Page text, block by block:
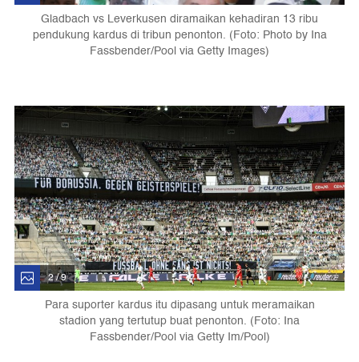
Gladbach vs Leverkusen diramaikan kehadiran 13 ribu
pendukung kardus di tribun penonton. (Foto: Photo by Ina
Fassbender/Pool via Getty Images)
2 / 9
Para suporter kardus itu dipasang untuk meramaikan
stadion yang tertutup buat penonton. (Foto: Ina
Fassbender/Pool via Getty Im/Pool)